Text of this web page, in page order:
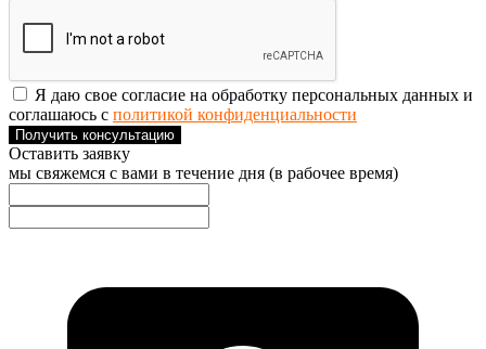
Я даю свое согласие на обработку персональных данных и
соглашаюсь с политикой конфиденциальности
Получить консультацию
Оставить заявку
мы свяжемся с вами в течение дня (в рабочее время)